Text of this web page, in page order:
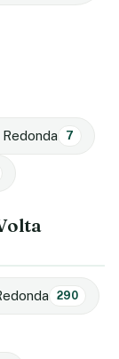
7
290